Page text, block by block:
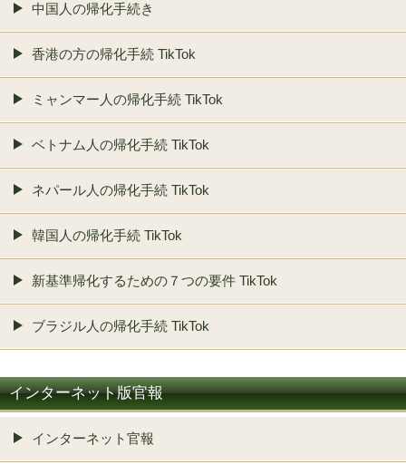
中国人の帰化手続き
香港の方の帰化手続 TikTok
ミャンマー人の帰化手続 TikTok
ベトナム人の帰化手続 TikTok
ネパール人の帰化手続 TikTok
韓国人の帰化手続 TikTok
新基準帰化するための７つの要件 TikTok
ブラジル人の帰化手続 TikTok
インターネット版官報
インターネット官報